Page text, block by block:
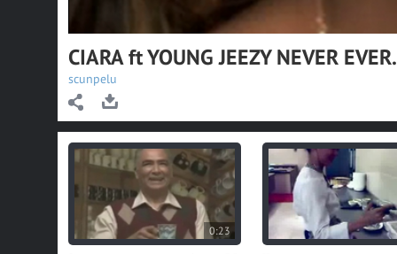
CIARA ft YOUNG JEEZY NEVER EVER.
scunpelu
0:23